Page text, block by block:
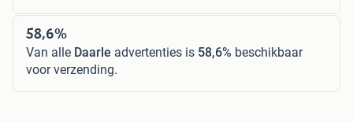
58,6%
Van alle Daarle advertenties is 58,6% beschikbaar
voor verzending.